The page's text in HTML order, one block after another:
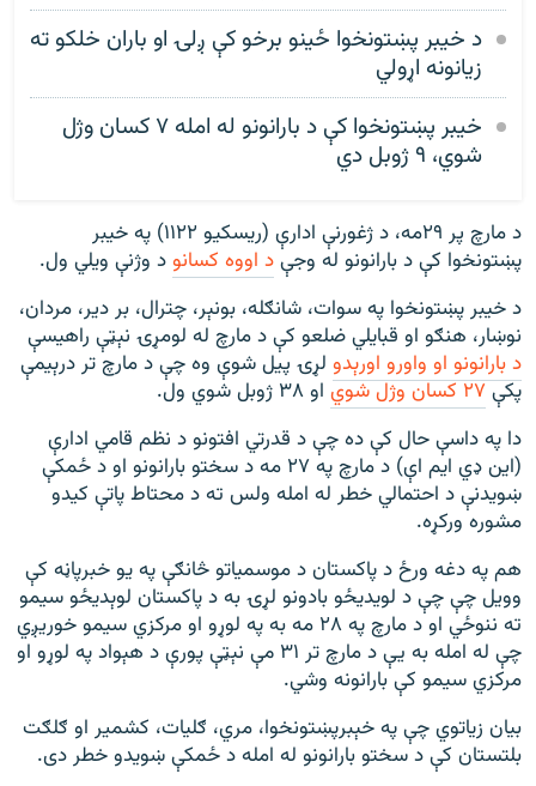
د خیبر پښتونخوا ځینو برخو کې ږلۍ او باران خلکو ته
زیانونه اړولي
خیبر پښتونخوا کې د بارانونو له امله ۷ کسان وژل
شوي، ۹ ژوبل دي
د مارچ پر ۲۹مه، د ژغورنې ادارې (ریسکیو ۱۱۲۲) په خیبر
پښتونخوا کې د بارانونو له وجېد اووه کسانود وژنې ویلي ول.
د خیبر پښتونخوا په سوات، شانګله، بونېر، چترال، بر دیر، مردان،
نوښار، هنګو او قبایلي ضلعو کې د مارچ له لومړۍ نېټې راهیسې
د بارانونو او واورو اورېدو لړۍ پيل شوې وه چې د مارچ تر درېیمې
پکې۲۷ کسان وژل شوي
او ۳۸ ژوبل شوي ول.
دا په داسې حال کې ده چې د قدرتي افتونو د نظم قامي ادارې
(این ډي ایم اې) د مارچ په ۲۷ مه د سختو بارانونو او د ځمکې
ښویدنې د احتمالي خطر له امله ولس ته د محتاط پاتې کیدو
مشوره ورکړه.
هم په دغه ورځ د پاکستان د موسمياتو څانګې په یو خبرپاڼه کې
وویل چې چې د لويديځو بادونو لړۍ به د پاکستان لوېديځو سيمو
ته ننوځي او د مارچ په ۲۸ مه به په لوړو او مرکزي سيمو خوریږي
چې له امله به يې د مارچ تر ۳۱ مې نېټې پورې د هېواد په لوړو او
مرکزي سيمو کې بارانونه وشي.
بیان زیاتوي چې په خېبرپښتونخوا، مري، ګليات، کشمير او ګلګت
بلتستان کې د سختو بارانونو له امله د ځمکې ښويدو خطر دی.